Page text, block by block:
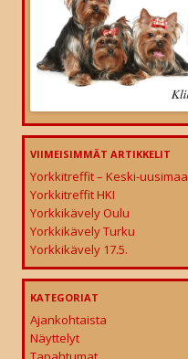
VIIMEISIMMÄT ARTIKKELIT
Yorkkitreffit – Keski-uusimaa
Yorkkitreffit HKI
Yorkkikävely Oulu
Yorkkikävely Turku
Yorkkikävely 17.5.
KATEGORIAT
Ajankohtaista
Näyttelyt